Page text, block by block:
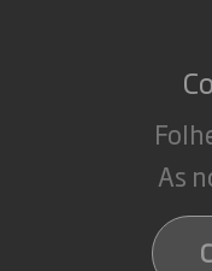
As